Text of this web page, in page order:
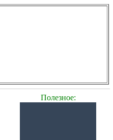
Полезное: